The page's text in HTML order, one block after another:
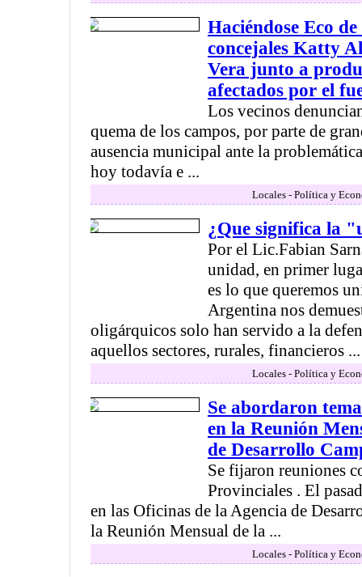
Haciéndose Eco
concejales Katty
Vera junto a
afectados por el
Los vecinos
quema de los campos, por parte de
ausencia municipal ante la
hoy todavía e ...
Locales - Política y
¿Que significa la
Por el Lic.Fabian
unidad, en primer
es lo que queremos
Argentina nos
oligárquicos solo han servido a la
aquellos sectores, rurales, financieros ...
Locales - Política y
Se abordaron
en la Reunión
de Desarrollo
Se fijaron reuniones
Provinciales . El
en las Oficinas de la Agencia de
la Reunión Mensual de la ...
Locales - Política y